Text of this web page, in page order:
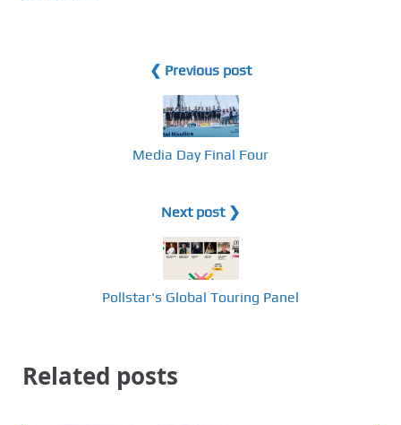
❮ Previous post
Media Day Final Four
Next post ❯
Pollstar's Global Touring Panel
Related posts